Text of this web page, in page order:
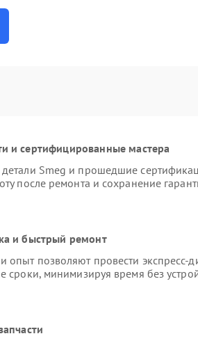
и сертифицированные мастера
Smeg и прошедшие
после ремонта и сохранение
и быстрый ремонт
позволяют провести экспресс-
сроки, минимизируя время без